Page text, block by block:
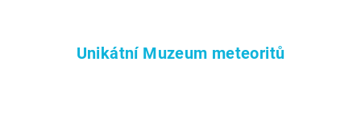
Unikátní Muzeum meteoritů